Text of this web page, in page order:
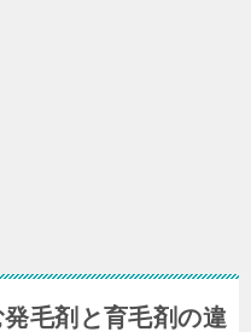
毛剤と育毛剤の違